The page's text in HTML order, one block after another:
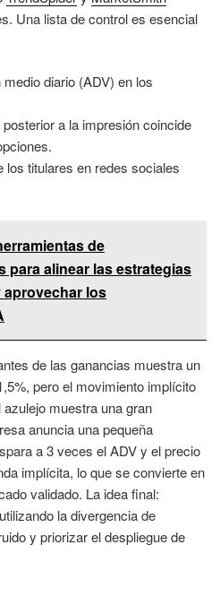
Una lista de control es esencial
diario (ADV) en los
a la impresión coincide
los titulares en redes sociales
de
para alinear las estrategias
aprovechar los
de las ganancias muestra un
pero el movimiento implícito
muestra una gran
anuncia una pequeña
a 3 veces el ADV y el precio
implícita, lo que se convierte en
validado. La idea final:
la divergencia de
y priorizar el despliegue de